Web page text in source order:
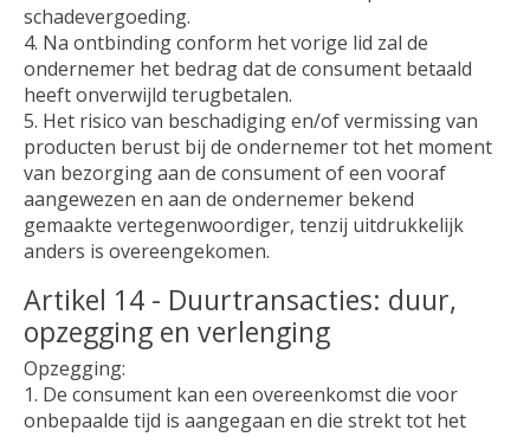
schadevergoeding.
4. Na ontbinding conform het vorige lid zal de
ondernemer het bedrag dat de consument betaald
heeft onverwijld terugbetalen.
5. Het risico van beschadiging en/of vermissing van
producten berust bij de ondernemer tot het moment
van bezorging aan de consument of een vooraf
aangewezen en aan de ondernemer bekend
gemaakte vertegenwoordiger, tenzij uitdrukkelijk
anders is overeengekomen.
Artikel 14 - Duurtransacties: duur,
opzegging en verlenging
Opzegging:
1. De consument kan een overeenkomst die voor
onbepaalde tijd is aangegaan en die strekt tot het